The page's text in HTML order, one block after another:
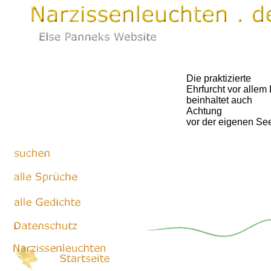
Die praktizierte
Ehrfurcht vor allem
beinhaltet auch
Achtung
vor der eigenen